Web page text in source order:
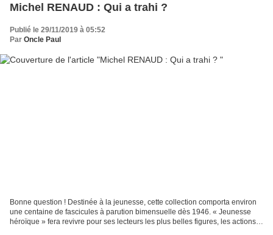
Michel RENAUD : Qui a trahi ?
Publié le 29/11/2019 à 05:52
Par Oncle Paul
Bonne question ! Destinée à la jeunesse, cette collection comporta environ
une centaine de fascicules à parution bimensuelle dès 1946. « Jeunesse
héroïque » fera revivre pour ses lecteurs les plus belles figures, les actions